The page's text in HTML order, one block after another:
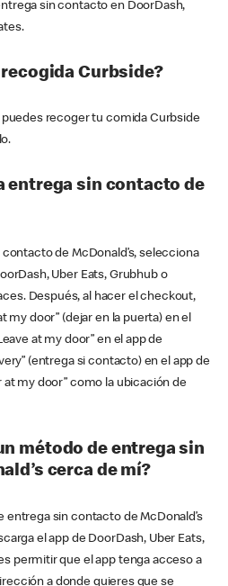
sin contacto en DoorDash,
Curbside?
recoger tu comida Curbside
entrega sin contacto de
de McDonald’s, selecciona
Uber Eats, Grubhub o
Después, al hacer el checkout,
my door” (dejar en la puerta) en el
at my door” en el app de
(entrega si contacto) en el app de
at my door” como la ubicación de
método de entrega sin
cerca de mí?
entrega sin contacto de McDonald’s
el app de DoorDash, Uber Eats,
permitir que el app tenga acceso a
a donde quieres que se